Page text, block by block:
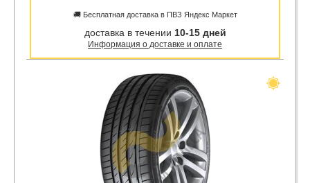
🚚 Бесплатная доставка в ПВЗ Яндекс Маркет
доставка в течении 10-15 дней
Информация о доставке и оплате